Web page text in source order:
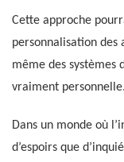
Cette approche
personnalisation des
même des systèmes
vraiment personnelle.
Dans un monde où
d’espoirs que